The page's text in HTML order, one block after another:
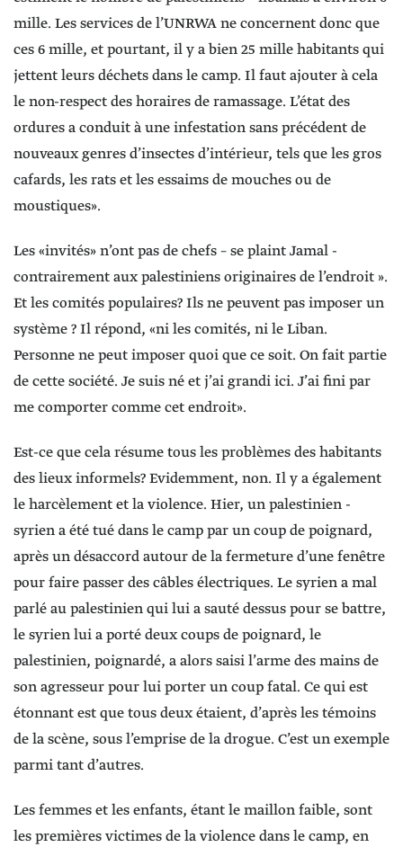
mille. Les services de l’UNRWA ne concernent donc que
ces 6 mille, et pourtant, il y a bien 25 mille habitants qui
jettent leurs déchets dans le camp. Il faut ajouter à cela
le non-respect des horaires de ramassage. L’état des
ordures a conduit à une infestation sans précédent de
nouveaux genres d’insectes d’intérieur, tels que les gros
cafards, les rats et les essaims de mouches ou de
moustiques».
Les «invités» n’ont pas de chefs – se plaint Jamal -
contrairement aux palestiniens originaires de l’endroit ».
Et les comités populaires? Ils ne peuvent pas imposer un
système ? Il répond, «ni les comités, ni le Liban.
Personne ne peut imposer quoi que ce soit. On fait partie
de cette société. Je suis né et j’ai grandi ici. J’ai fini par
me comporter comme cet endroit».
Est-ce que cela résume tous les problèmes des habitants
des lieux informels? Evidemment, non. Il y a également
le harcèlement et la violence. Hier, un palestinien -
syrien a été tué dans le camp par un coup de poignard,
après un désaccord autour de la fermeture d’une fenêtre
pour faire passer des câbles électriques. Le syrien a mal
parlé au palestinien qui lui a sauté dessus pour se battre,
le syrien lui a porté deux coups de poignard, le
palestinien, poignardé, a alors saisi l’arme des mains de
son agresseur pour lui porter un coup fatal. Ce qui est
étonnant est que tous deux étaient, d’après les témoins
de la scène, sous l’emprise de la drogue. C’est un exemple
parmi tant d’autres.
Les femmes et les enfants, étant le maillon faible, sont
les premières victimes de la violence dans le camp, en